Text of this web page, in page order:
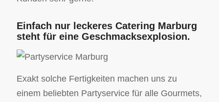
Einfach nur leckeres Catering Marburg
steht für eine Geschmacksexplosion.
Exakt solche Fertigkeiten machen uns zu
einem beliebten Partyservice für alle Gourmets,